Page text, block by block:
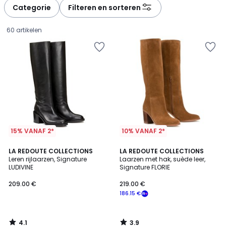
Categorie Filteren en sorteren
60 artikelen
15% VANAF 2*
LA REDOUTE COLLECTIONS
Leren rijlaarzen, Signature
LUDIVINE
€.
209.00 €
4.1
/ 5
4.1
/
10% VANAF 2*
LA REDOUTE COLLECTIONS
Laarzen met hak, suède leer,
Signature FLORIE
186.15 €
219.00 €
3.9
/ 5
3.9
/